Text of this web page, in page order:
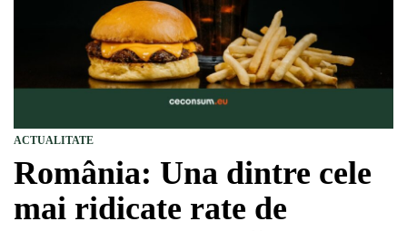
ACTUALITATE
România: Una dintre cele
mai ridicate rate de